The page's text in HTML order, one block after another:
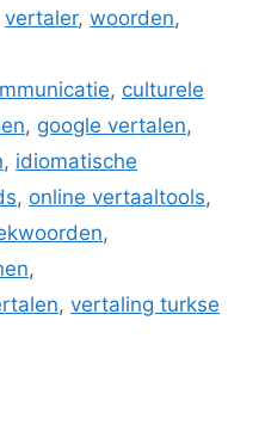
vertaler,woorden,
, culturele
, google vertalen,
, idiomatische
, online vertaaltools,
,
,
, vertaling turkse